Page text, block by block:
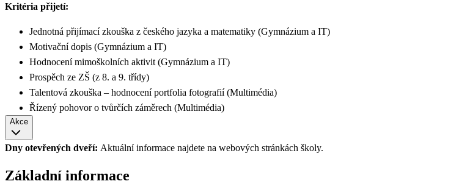
Kritéria přijetí:
Jednotná přijímací zkouška z českého jazyka a matematiky (Gymnázium a IT)
Motivační dopis (Gymnázium a IT)
Hodnocení mimoškolních aktivit (Gymnázium a IT)
Prospěch ze ZŠ (z 8. a 9. třídy)
Talentová zkouška – hodnocení portfolia fotografií (Multimédia)
Řízený pohovor o tvůrčích záměrech (Multimédia)
Akce
Dny otevřených dveří: Aktuální informace najdete na webových stránkách školy.
Základní informace